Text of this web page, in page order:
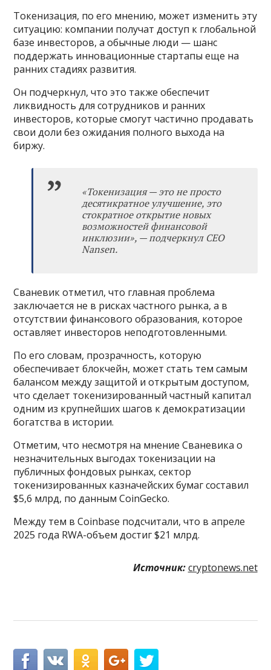
Токенизация, по его мнению, может изменить эту
ситуацию: компании получат доступ к глобальной
базе инвесторов, а обычные люди — шанс
поддержать инновационные стартапы еще на
ранних стадиях развития.
Он подчеркнул, что это также обеспечит
ликвидность для сотрудников и ранних
инвесторов, которые смогут частично продавать
свои доли без ожидания полного выхода на
биржу.
«Токенизация—это не просто
десятикратное улучшение, это
стократное открытие новых
возможностей финансовой
инклюзии», —подчеркнул CEO
Nansen.
Сваневик отметил, что главная проблема
заключается не в рисках частного рынка, а в
отсутствии финансового образования, которое
оставляет инвесторов неподготовленными.
По его словам, прозрачность, которую
обеспечивает блокчейн, может стать тем самым
балансом между защитой и открытым доступом,
что сделает токенизированный частный капитал
одним из крупнейших шагов к демократизации
богатства в истории.
Отметим, что несмотря на мнение Сваневика о
незначительных выгодах токенизации на
публичных фондовых рынках, сектор
токенизированных казначейских бумаг составил
$5,6 млрд, по данным CoinGecko.
Между тем в Coinbase подсчитали, что в апреле
2025 года RWA-объем достиг $21 млрд.
Источник: cryptonews.net